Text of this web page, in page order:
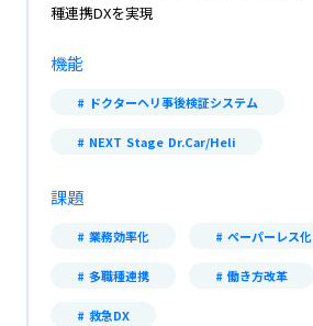
種連携DXを実現
機能
ドクターヘリ事後検証システム
NEXT Stage Dr.Car/Heli
課題
業務効率化 ペーパーレス化
多職種連携 働き方改革
救急DX